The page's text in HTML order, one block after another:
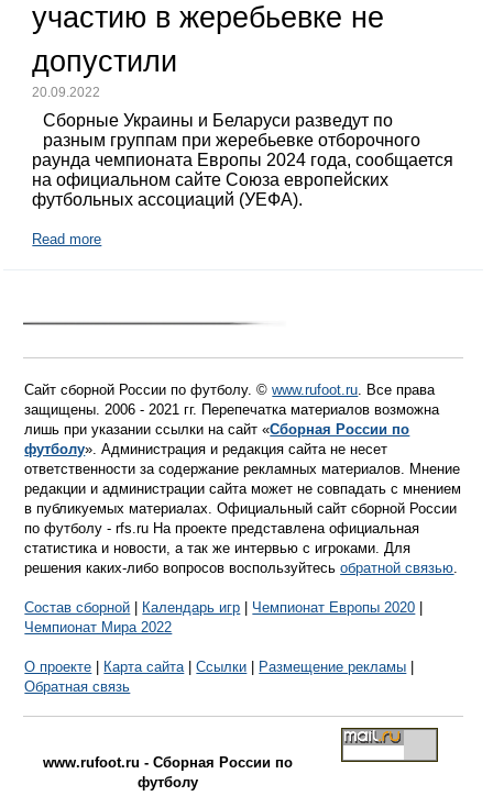
участию в жеребьевке не
допустили
20.09.2022
Сборные Украины и Беларуси разведут по
разным группам при жеребьевке отборочного
раунда чемпионата Европы 2024 года, сообщается
на официальном сайте Союза европейских
футбольных ассоциаций (УЕФА).
Read more
Сайт сборной России по футболу. ©www.rufoot.ru. Все права
защищены. 2006 - 2021 гг. Перепечатка материалов возможна
лишь при указании ссылки на сайт «Сборная России по
футболу». Администрация и редакция сайта не несет
ответственности за содержание рекламных материалов. Мнение
редакции и администрации сайта может не совпадать с мнением
в публикуемых материалах. Официальный сайт сборной России
по футболу - rfs.ru На проекте представлена официальная
статистика и новости, а так же интервью с игроками. Для
решения каких-либо вопросов воспользуйтесьобратной связью.
Состав сборной Календарь игр Чемпионат Европы 2020
Чемпионат Мира 2022
О проекте Карта сайта|Ссылки Размещение рекламы
Обратная связь
www.rufoot.ru - Сборная России по
футболу